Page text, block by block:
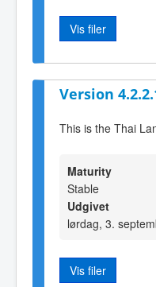
Vis filer
Version
This is the Thai
Maturity
Stable
Udgivet
lørdag, 3.
Vis filer